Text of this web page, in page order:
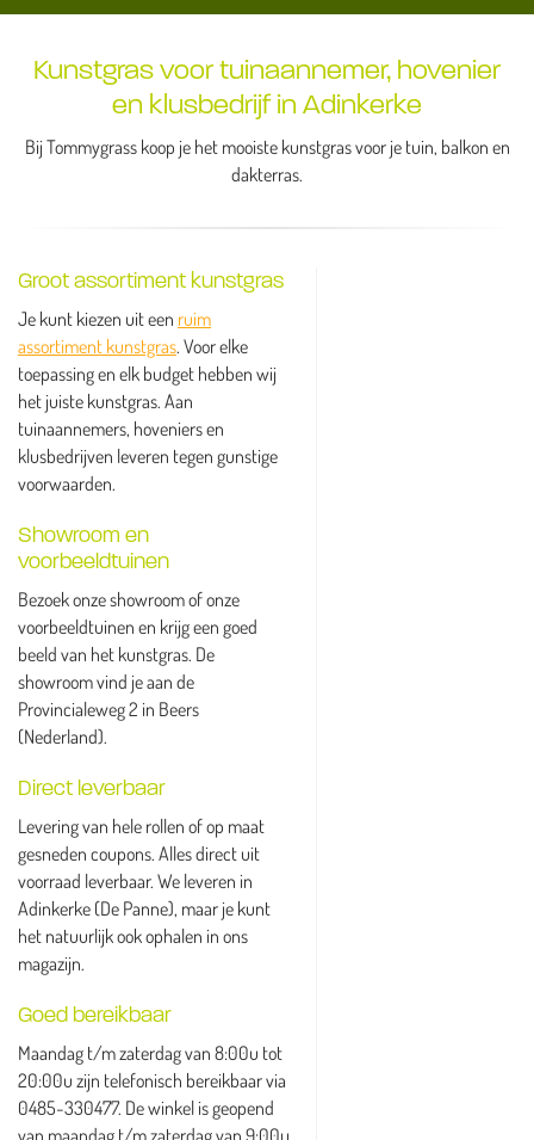
Kunstgras voor tuinaannemer, hovenier
en klusbedrijf in Adinkerke
Bij Tommygrass koop je het mooiste kunstgras voor je tuin, balkon en
dakterras.
Groot assortiment kunstgras
Je kunt kiezen uit een ruim
assortiment kunstgras. Voor elke
toepassing en elk budget hebben wij
het juiste kunstgras. Aan
tuinaannemers, hoveniers en
klusbedrijven leveren tegen gunstige
voorwaarden.
Showroom en
voorbeeldtuinen
Bezoek onze showroom of onze
voorbeeldtuinen en krijg een goed
beeld van het kunstgras. De
showroom vind je aan de
Provincialeweg 2 in Beers
(Nederland).
Direct leverbaar
Levering van hele rollen of op maat
gesneden coupons. Alles direct uit
voorraad leverbaar. We leveren in
Adinkerke (De Panne), maar je kunt
het natuurlijk ook ophalen in ons
magazijn.
Goed bereikbaar
Maandag t/m zaterdag van 8:00u tot
20:00u zijn telefonisch bereikbaar via
0485-330477. De winkel is geopend